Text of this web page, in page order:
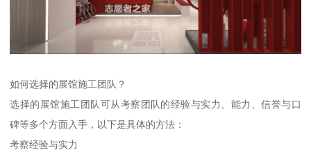
如何选择的展馆施工团队？
选择的展馆施工团队可从考察团队的经验与实力、能力、信誉与口
碑等多个方面入手，以下是具体的方法：
考察经验与实力